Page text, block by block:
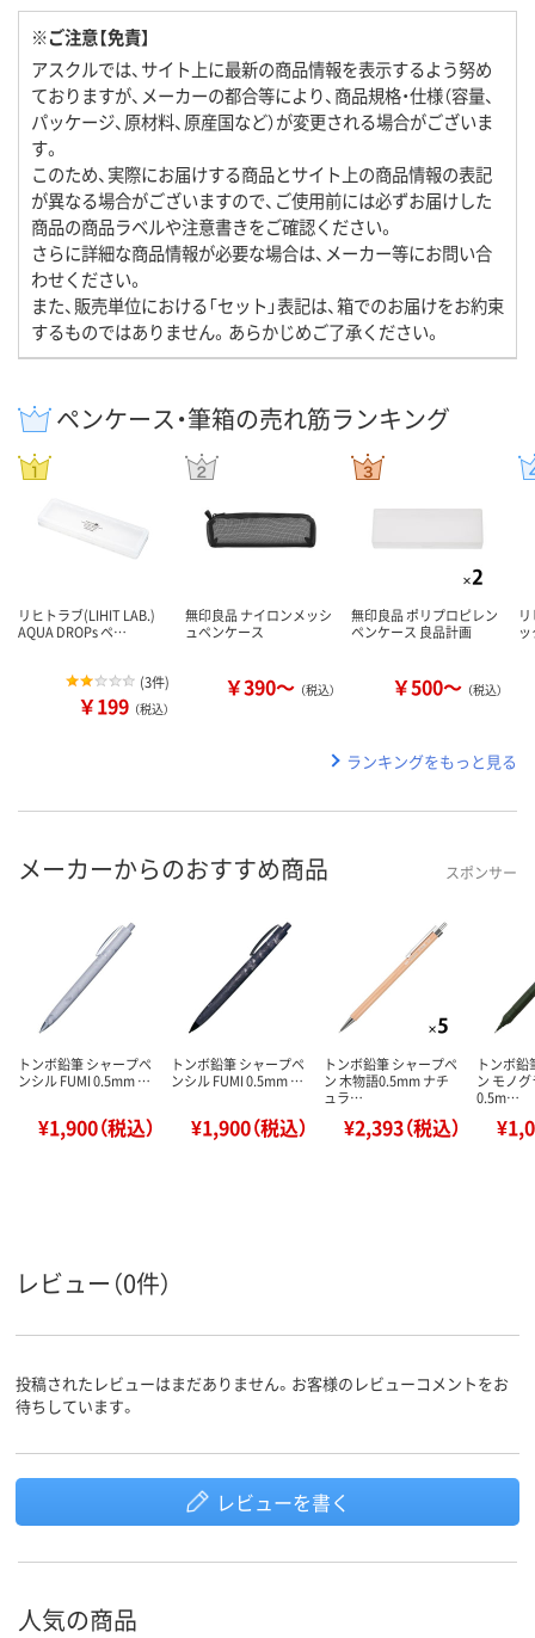
※ご注意【免責】
アスクルでは、サイト上に最新の商品情報を表示するよう努め
ておりますが、メーカーの都合等により、商品規格・仕様（容量、
パッケージ、原材料、原産国など）が変更される場合がございま
す。
このため、実際にお届けする商品とサイト上の商品情報の表記
が異なる場合がございますので、ご使用前には必ずお届けした
商品の商品ラベルや注意書きをご確認ください。
さらに詳細な商品情報が必要な場合は、メーカー等にお問い合
わせください。
また、販売単位における「セット」表記は、箱でのお届けをお約束
するものではありません。あらかじめご了承ください。
ペンケース・筆箱の売れ筋ランキング
リヒトラブ(LIHIT LAB.)
AQUA DROPs ペ…
(3件)
￥199 （税込）
無印良品 ナイロンメッシ
ュペンケース
￥390～ （税込）
無印良品 ポリプロピレン
ペンケース 良品計画
￥500～ （税込）
ランキングをもっと見る
メーカーからのおすすめ商品 スポンサー
トンボ鉛筆 シャープペ
ンシル FUMI 0.5mm …
¥1,900（税込）
トンボ鉛筆 シャープペ
ンシル FUMI 0.5mm …
¥1,900（税込）
トンボ鉛筆 シャープペ
ン 木物語0.5mm ナチ
ュラ…
¥2,393（税込）
トンボ鉛
ン モノ
0.5m…
レビュー（0件）
投稿されたレビューはまだありません。お客様のレビューコメントをお
待ちしています。
レビューを書く
人気の商品